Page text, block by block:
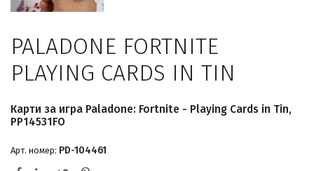
PALADONE FORTNITE
PLAYING CARDS IN TIN
Карти за игра Paladone: Fortnite - Playing Cards in Tin,
PP14531FO
Арт. номер: PD-104461